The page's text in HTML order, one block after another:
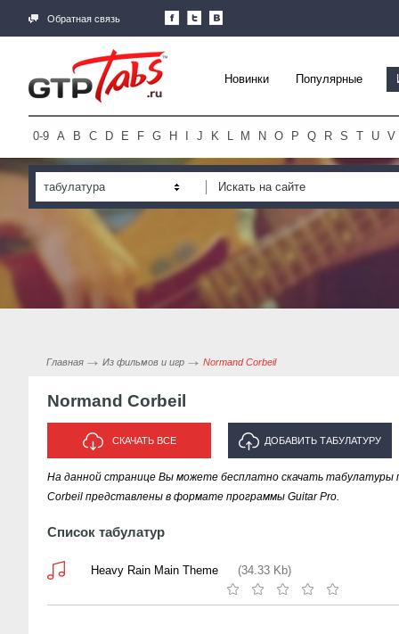
Обратная связь
Новинки Популярные
0-9 A B C D E F G H J K L M N O P Q R S T U V
табулатура
Главная Из фильмов и игр Normand Corbeil
Normand Corbeil
СКАЧАТЬ ВСЕ ДОБАВИТЬ ТАБУЛАТУРУ
ИСПОЛНИТЕЛЯ "NORMAND
На данной странице Вы можете бесплатно скачать табулатуры
Corbeil представлены в формате программы Guitar Pro.
Список табулатур
Heavy Rain Main Theme (34.33 Kb)